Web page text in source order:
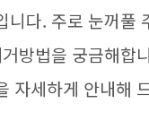
니다. 주로 눈꺼풀
방법을 궁금해합
자세하게 안내해